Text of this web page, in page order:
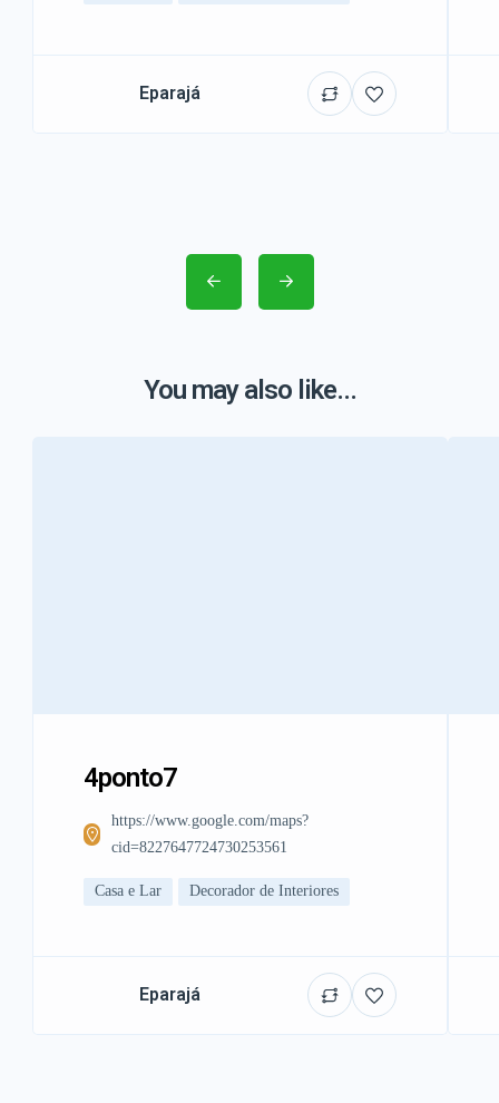
Eparajá
You may also like...
4ponto7
https://www.google.com/maps?
cid=8227647724730253561
Casa e Lar Decorador de Interiores
Eparajá